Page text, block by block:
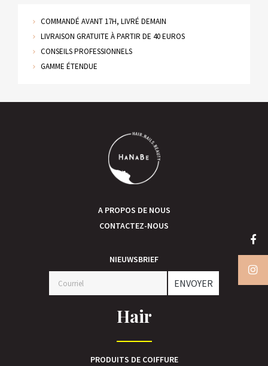
COMMANDÉ AVANT 17H, LIVRÉ DEMAIN
LIVRAISON GRATUITE À PARTIR DE 40 EUROS
CONSEILS PROFESSIONNELS
GAMME ÉTENDUE
A PROPOS DE NOUS
CONTACTEZ-NOUS
NIEUWSBRIEF
ENVOYER
Hair
PRODUITS DE COIFFURE